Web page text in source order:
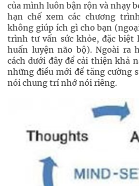
của mình luôn bận rộn và nhạy
hạn chế xem các chương
không giúp ích gì cho bạn
trình tư vấn sức khỏe, đặc biệt
huấn luyện não bộ). Ngoài ra
cách dưới đây để cải thiện khả
những điều mới để tăng cường
nói chung trí nhớ nói riêng.